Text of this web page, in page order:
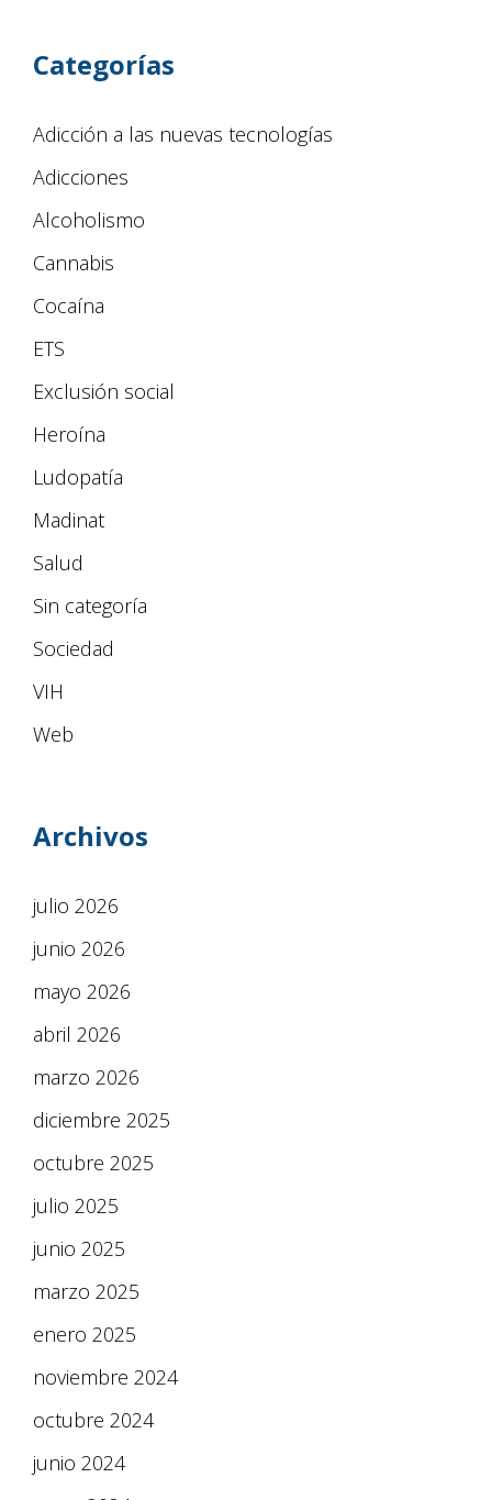
Categorías
Adicción a las nuevas tecnologías
Adicciones
Alcoholismo
Cannabis
Cocaína
ETS
Exclusión social
Heroína
Ludopatía
Madinat
Salud
Sin categoría
Sociedad
VIH
Web
Archivos
julio 2026
junio 2026
mayo 2026
abril 2026
marzo 2026
diciembre 2025
octubre 2025
julio 2025
junio 2025
marzo 2025
enero 2025
noviembre 2024
octubre 2024
junio 2024